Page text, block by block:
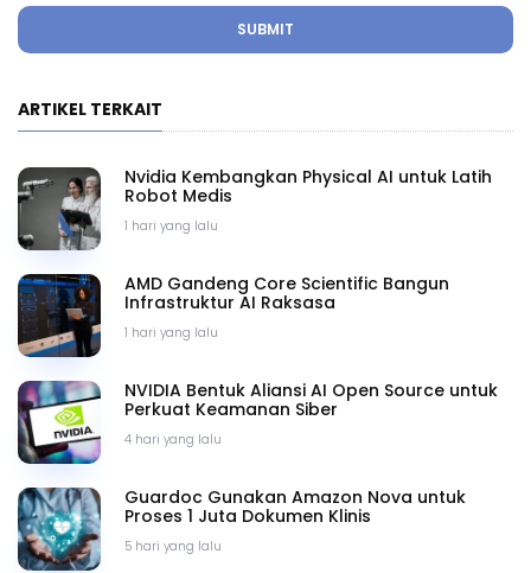
SUBMIT
ARTIKEL TERKAIT
1 hari yang lalu
Nvidia Kembangkan Physical AI untuk Latih
Robot Medis
1 hari yang lalu
AMD Gandeng Core Scientific Bangun
Infrastruktur AI Raksasa
4 hari yang lalu
NVIDIA Bentuk Aliansi AI Open Source untuk
Perkuat Keamanan Siber
5 hari yang lalu
Guardoc Gunakan Amazon Nova untuk
Proses 1 Juta Dokumen Klinis